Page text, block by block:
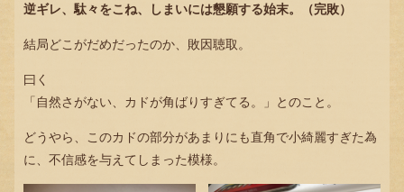
逆ギレ、駄々をこね、しまいには懇願する始末。（完敗）
結局どこがだめだったのか、敗因聴取。
曰く
「自然さがない、カドが角ばりすぎてる。」とのこと。
どうやら、このカドの部分があまりにも直角で小綺麗すぎた為
に、不信感を与えてしまった模様。